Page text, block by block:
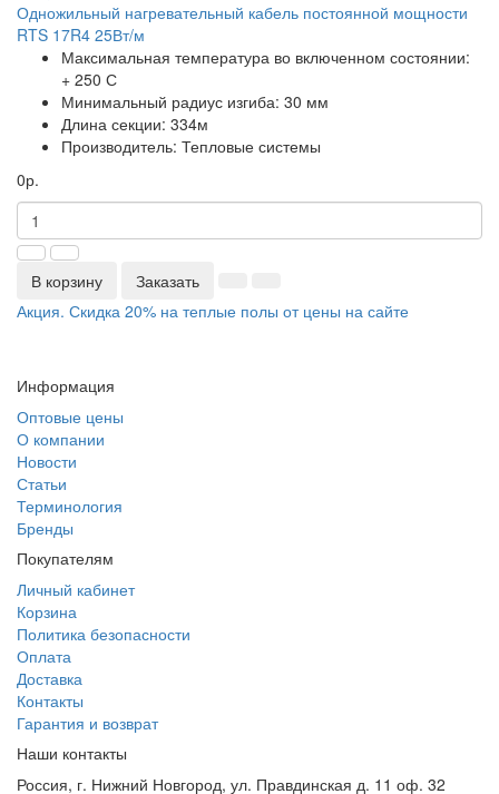
Одножильный нагревательный кабель постоянной мощности
RTS 17R4 25Вт/м
Максимальная температура во включенном состоянии:
+ 250 С
Минимальный радиус изгиба: 30 мм
Длина секции: 334м
Производитель: Тепловые системы
0р.
В корзину
Заказать
Акция. Скидка 20% на теплые полы от цены на сайте
Информация
Оптовые цены
О компании
Новости
Статьи
Терминология
Бренды
Покупателям
Личный кабинет
Корзина
Политика безопасности
Оплата
Доставка
Контакты
Гарантия и возврат
Наши контакты
Россия, г. Нижний Новгород, ул. Правдинская д. 11 оф. 32